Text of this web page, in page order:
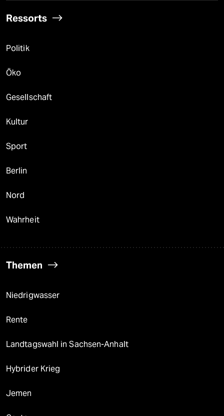
Ressorts
Politik
Öko
Gesellschaft
Kultur
Sport
Berlin
Nord
Wahrheit
Themen
Niedrigwasser
Rente
Landtagswahl in Sachsen-Anhalt
Hybrider Krieg
Jemen